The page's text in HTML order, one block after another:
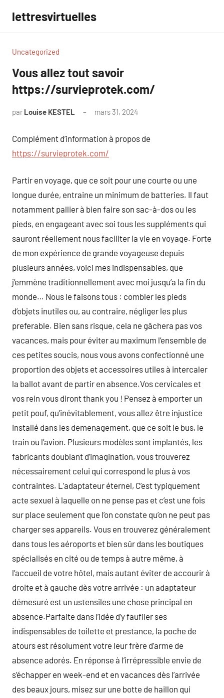
contenu
lettresvirtuelles
Uncategorized
Vous allez tout savoir
https://survieprotek.com/
par Louise KESTEL mars 31, 2024
Complément d’information à propos de
https://survieprotek.com/
Partir en voyage, que ce soit pour une courte ou une
longue durée, entraine un minimum de batteries. Il faut
notamment pallier à bien faire son sac-à-dos ou les
pieds, en engageant avec soi tous les suppléments qui
sauront réellement nous faciliter la vie en voyage. Forte
de mon expérience de grande voyageuse depuis
plusieurs années, voici mes indispensables, que
j’emmène traditionnellement avec moi jusqu’a la fin du
monde… Nous le faisons tous : combler les pieds
d’objets inutiles ou, au contraire, négliger les plus
preferable. Bien sans risque, cela ne gâchera pas vos
vacances, mais pour éviter au maximum l’ensemble de
ces petites soucis, nous vous avons confectionné une
proportion des objets et accessoires utiles à intercaler
la ballot avant de partir en absence.Vos cervicales et
vos rein vous diront thank you ! Pensez à emporter un
petit pouf, qu’inévitablement, vous allez être injustice
installé dans les demenagement, que ce soit le bus, le
train ou l’avion. Plusieurs modèles sont implantés, les
fabricants doublant d’imagination, vous trouverez
nécessairement celui qui correspond le plus à vos
contraintes. L’adaptateur éternel, C’est typiquement
acte sexuel à laquelle on ne pense pas et c’est une fois
sur place seulement que l’on constate qu’on ne peut pas
charger ses appareils. Vous en trouverez généralement
dans tous les aéroports et bien sûr dans les boutiques
spécialisés en cité ou de temps à autre même, à
l’accueil de votre hôtel, mais autant éviter de accourir à
droite et à gauche dès votre arrivée : un adaptateur
démesuré est un ustensiles une chose principal en
absence.Parfaite dans l’idée d’y faufiler ses
indispensables de toilette et prestance, la poche de
atours est résolument votre leur frère d’arme de
absence adorés. En réponse à l’irrépressible envie de
s’échapper en week-end et en vacances dès l’arrivée
des beaux jours, misez sur une botte de haillon qui